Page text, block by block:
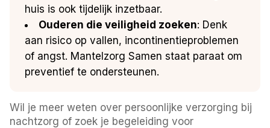
huis is ook tijdelijk inzetbaar.
Ouderen die veiligheid zoeken: Denk
aan risico op vallen, incontinentieproblemen
of angst. Mantelzorg Samen staat paraat om
preventief te ondersteunen.
Wil je meer weten over persoonlijke verzorging bij
nachtzorg of zoek je begeleiding voor